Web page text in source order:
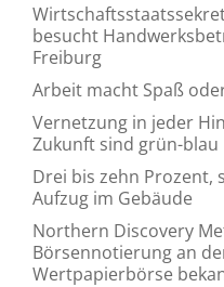
besucht
Freiburg
Arbeit macht Spaß
Vernetzung in jeder
Zukunft sind grün-blau
Drei bis zehn Prozent,
Aufzug im Gebäude
Northern Discovery
Börsennotierung an
Wertpapierbörse